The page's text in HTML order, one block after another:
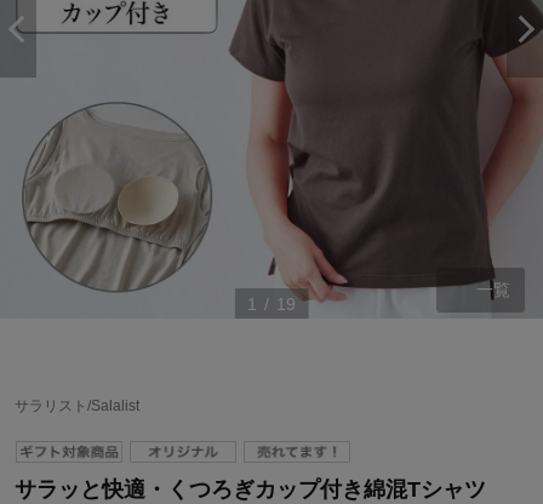
1 / 19
一覧
サラリスト/Salalist
サラッと快適・くつろぎカップ付き綿混Tシャツ